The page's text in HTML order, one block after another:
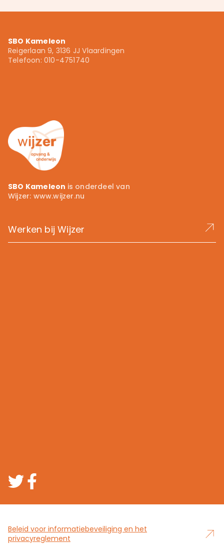
SBO Kameleon
Reigerlaan 9, 3136 JJ Vlaardingen
Telefoon: 010-4751740
SBO Kameleon is onderdeel van
Wijzer: www.wijzer.nu
Werken bij Wijzer
Beleid voor informatiebeveiliging en het
privacyreglement